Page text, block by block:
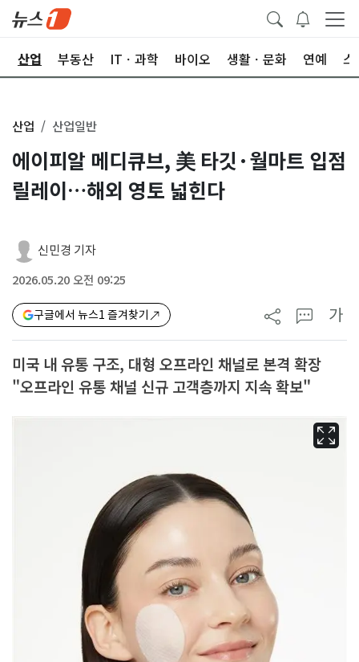
산업 부동산 ITㆍ과학 바이오 생활ㆍ문화 연예 스
산업 산업일반
에이피알 메디큐브, 美 타깃·월마트 입점
릴레이…해외 영토 넓힌다
신민경 기자
2026.05.20 오전 09:25
구글에서 뉴스1 즐겨찾기 가
미국 내 유통 구조, 대형 오프라인 채널로 본격 확장
"오프라인 유통 채널 신규 고객층까지 지속 확보"